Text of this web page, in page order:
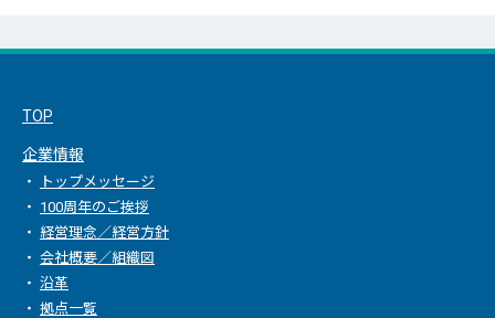
TOP
企業情報
トップメッセージ
100周年のご挨拶
経営理念／経営方針
会社概要／組織図
沿革
拠点一覧